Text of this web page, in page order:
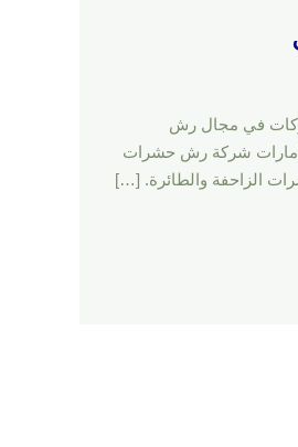
الشركات في مجال رش
شركة رش حشرات
الزاحفة والطائرة. […]